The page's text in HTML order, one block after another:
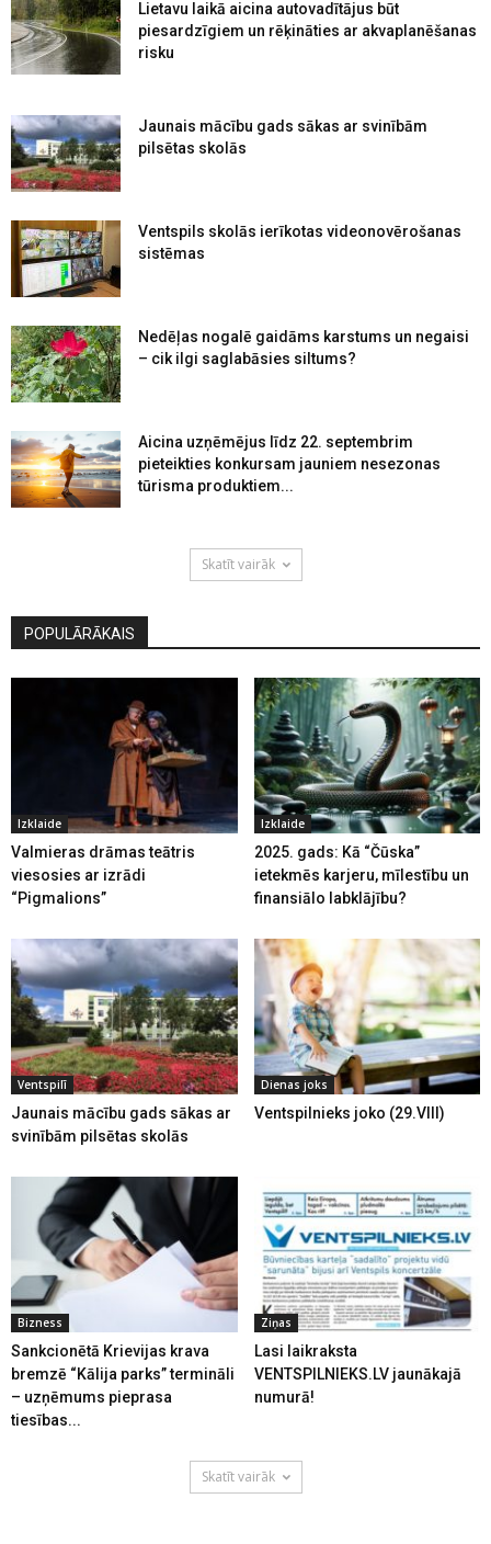
Lietavu laikā aicina autovadītājus būt
piesardzīgiem un rēķināties ar akvaplanēšanas
risku
Jaunais mācību gads sākas ar svinībām
pilsētas skolās
Ventspils skolās ierīkotas videonovērošanas
sistēmas
Nedēļas nogalē gaidāms karstums un negaisi
– cik ilgi saglabāsies siltums?
Aicina uzņēmējus līdz 22. septembrim
pieteikties konkursam jauniem nesezonas
tūrisma produktiem...
Skatīt vairāk
POPULĀRĀKAIS
Izklaide
Valmieras drāmas teātris
viesosies ar izrādi
“Pigmalions”
Izklaide
2025. gads: Kā “Čūska”
ietekmēs karjeru, mīlestību un
finansiālo labklājību?
Ventspilī
Jaunais mācību gads sākas ar
svinībām pilsētas skolās
Dienas joks
Ventspilnieks joko (29.VIII)
Bizness
Sankcionētā Krievijas krava
bremzē “Kālija parks” termināli
– uzņēmums pieprasa
tiesības...
Ziņas
Lasi laikraksta
VENTSPILNIEKS.LV jaunākajā
numurā!
Skatīt vairāk